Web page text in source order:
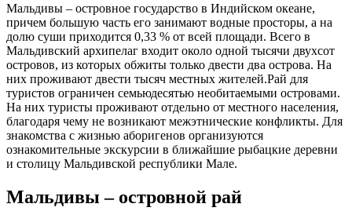
Мальдивы – островное государство в Индийском океане,
причем большую часть его занимают водные просторы, а на
долю суши приходится 0,33 % от всей площади. Всего в
Мальдивский архипелаг входит около одной тысячи двухсот
островов, из которых обжиты только двести два острова. На
них проживают двести тысяч местных жителей.Рай для
туристов ограничен семьюдесятью необитаемыми островами.
На них туристы проживают отдельно от местного населения,
благодаря чему не возникают межэтнические конфликты. Для
знакомства с жизнью аборигенов организуются
ознакомительные экскурсии в ближайшие рыбацкие деревни
и столицу Мальдивской республики Мале.
Мальдивы – островной рай